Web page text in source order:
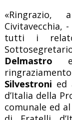
Civitavecchia,
tutti i
Delmastro e
Silvestroni ed
d’Italia della
comunale ed